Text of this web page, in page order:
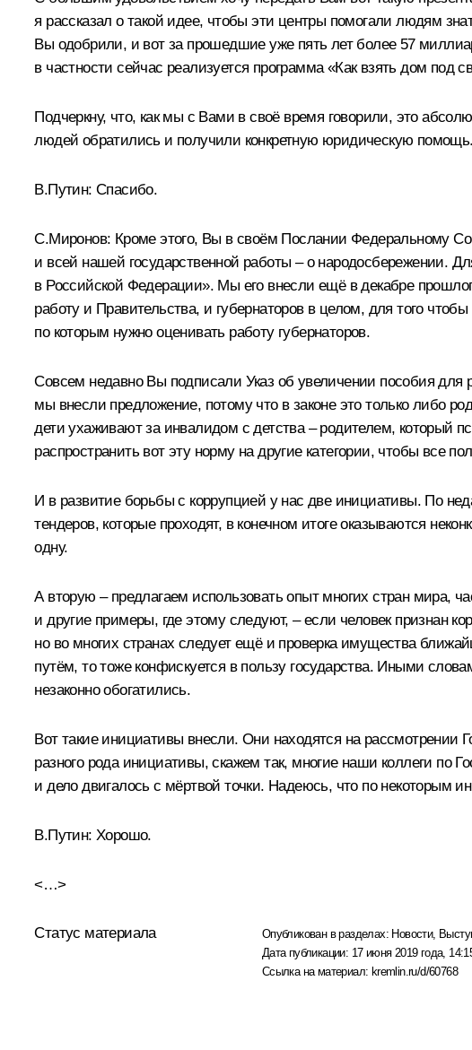
я рассказал о такой идее, чтобы эти центры помогали людям
Вы одобрили, и вот за прошедшие уже пять лет более 57
в частности сейчас реализуется программа «Как взять дом под
Подчеркну, что, как мы с Вами в своё время говорили, это
людей обратились и получили конкретную юридическую
В.Путин: Спасибо.
С.Миронов: Кроме этого, Вы в своём Послании Федеральному
и всей нашей государственной работы – о народосбережении.
в Российской Федерации». Мы его внесли ещё в декабре
работу и Правительства, и губернаторов в целом, для того
по которым нужно оценивать работу губернаторов.
Совсем недавно Вы подписали Указ об увеличении пособия
мы внесли предложение, потому что в законе это только либо
дети ухаживают за инвалидом с детства – родителем, который
распространить вот эту норму на другие категории, чтобы все
И в развитие борьбы с коррупцией у нас две инициативы. По
тендеров, которые проходят, в конечном итоге оказываются
одну.
А вторую – предлагаем использовать опыт многих стран мира,
и другие примеры, где этому следуют, – если человек признан
но во многих странах следует ещё и проверка имущества
путём, то тоже конфискуется в пользу государства. Иными
незаконно обогатились.
Вот такие инициативы внесли. Они находятся на
разного рода инициативы, скажем так, многие наши коллеги по
и дело двигалось с мёртвой точки. Надеюсь, что по некоторым
В.Путин: Хорошо.
<…>
Статус материала Опубликован в разделах: Новости,
Дата публикации: 17 июня 2019 года,
Ссылка на материал: kremlin.ru/d/60768